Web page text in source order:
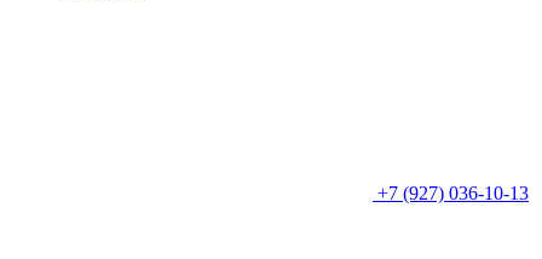
+7 (927) 036-10-13